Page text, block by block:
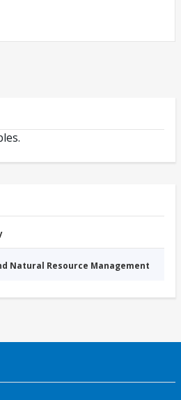
Natural Resource Management